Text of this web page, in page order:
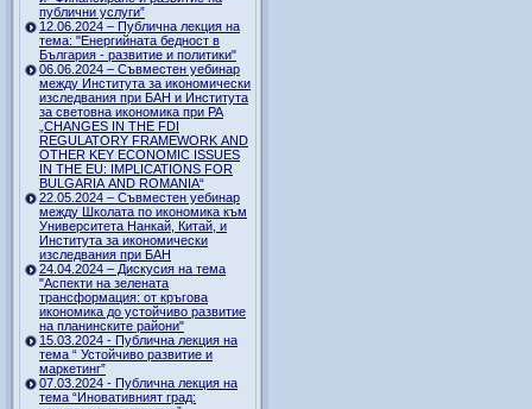
публични услуги”
12.06.2024 – Публична лекция на
тема: "Енергийната бедност в
България - развитие и политики"
06.06.2024 – Съвместен уебинар
между Института за икономически
изследвания при БАН и Института
за световна икономика при РА
„CHANGES IN THE FDI
REGULATORY FRAMEWORK AND
OTHER KEY ECONOMIC ISSUES
IN THE EU: IMPLICATIONS FOR
BULGARIA AND ROMANIA“
22.05.2024 – Съвместен уебинар
между Школата по икономика към
Университета Нанкай, Китай, и
Института за икономически
изследвания при БАН
24.04.2024 – Дискусия на тема
"Аспекти на зелената
трансформация: от кръгова
икономика до устойчиво развитие
на планинските райони"
15.03.2024 - Публична лекция на
тема “ Устойчиво развитие и
маркетинг”
07.03.2024 - Публична лекция на
тема “Иновативният град: